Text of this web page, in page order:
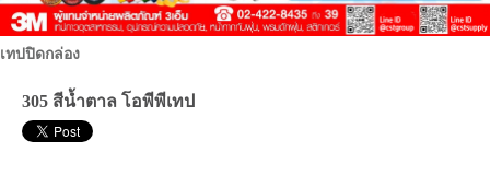
เทปปิดกล่อง
305 สีน้ำตาล โอพีพีเทป